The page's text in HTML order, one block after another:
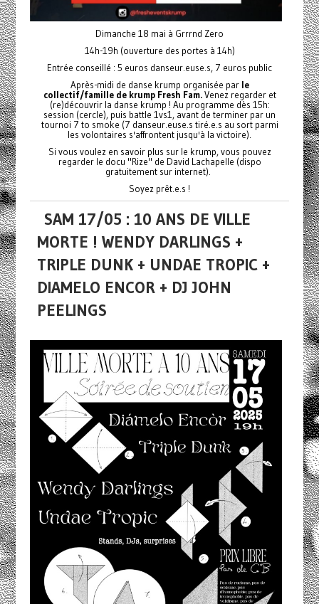
Dimanche 18 mai à Grrrnd Zero
14h-19h (ouverture des portes à 14h)
Entrée conseillé : 5 euros danseur.euse.s, 7 euros public
Après-midi de danse krump organisée par le
collectif/famille de krump Fresh Fam.Venez regarder et
(re)découvrir la danse krump ! Au programme dès 15h:
session (cercle), puis battle 1vs1, avant de terminer par un
tournoi 7 to smoke (7 danseur.euse.s tiré.e.s au sort parmi
les volontaires s'affrontent jusqu'à la victoire).
Si vous voulez en savoir plus sur le krump, vous pouvez
regarder le docu "Rize" de David Lachapelle (dispo
gratuitement sur internet).
Soyez prêt.e.s !
SAM 17/05 : 10 ANS DE VILLE
MORTE ! WENDY DARLINGS +
TRIPLE DUNK + UNDAE TROPIC +
DIAMELO ENCOR + DJ JOHN
PEELINGS